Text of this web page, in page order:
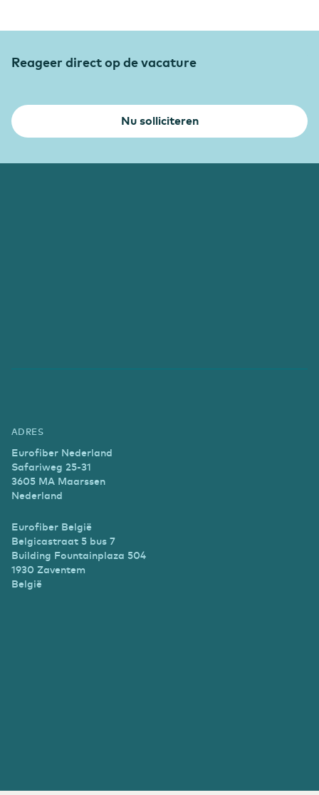
Reageer direct op de vacature
Nu solliciteren
ADRES
Eurofiber Nederland
Safariweg 25-31
3605 MA Maarssen
Nederland
Eurofiber België
Belgicastraat 5 bus 7
Building Fountainplaza 504
1930 Zaventem
België